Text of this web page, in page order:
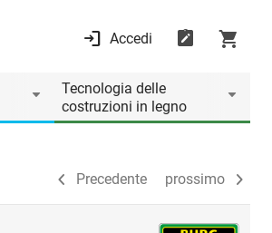
Accedi
Tecnologia delle
costruzioni in legno
Precedente prossimo
Precedente prossimo